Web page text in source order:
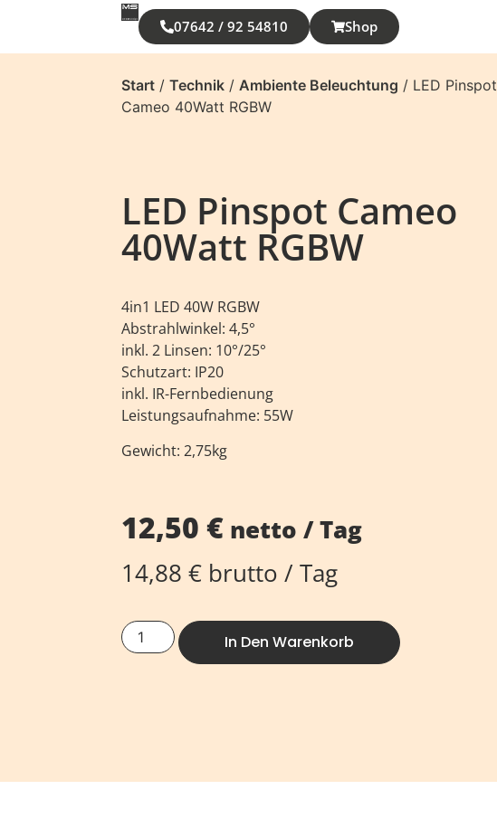
07642 / 92 54810 Shop
Start /Technik / Ambiente Beleuchtung / LED Pinspot
Cameo 40Watt RGBW
LED Pinspot Cameo
40Watt RGBW
4in1 LED 40W RGBW
Abstrahlwinkel: 4,5°
inkl. 2 Linsen: 10°/25°
Schutzart: IP20
inkl. IR-Fernbedienung
Leistungsaufnahme: 55W
Gewicht: 2,75kg
12,50€ netto / Tag
14,88€ brutto / Tag
In Den Warenkorb